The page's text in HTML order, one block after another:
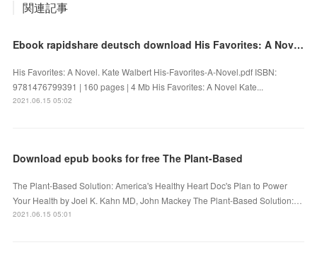
関連記事
Ebook rapidshare deutsch download His Favorites: A Novel by Kate Walbert 9781476799391
His Favorites: A Novel. Kate Walbert His-Favorites-A-Novel.pdf ISBN:
9781476799391 | 160 pages | 4 Mb His Favorites: A Novel Kate...
2021.06.15 05:02
Download epub books for free The Plant-Based
The Plant-Based Solution: America's Healthy Heart Doc's Plan to Power
Your Health by Joel K. Kahn MD, John Mackey The Plant-Based Solution:…
2021.06.15 05:01